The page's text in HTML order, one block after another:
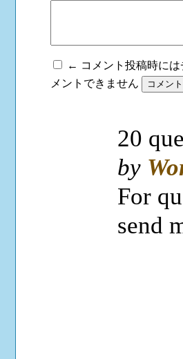
← コメント投稿時に
メントできません
20
by
For
send